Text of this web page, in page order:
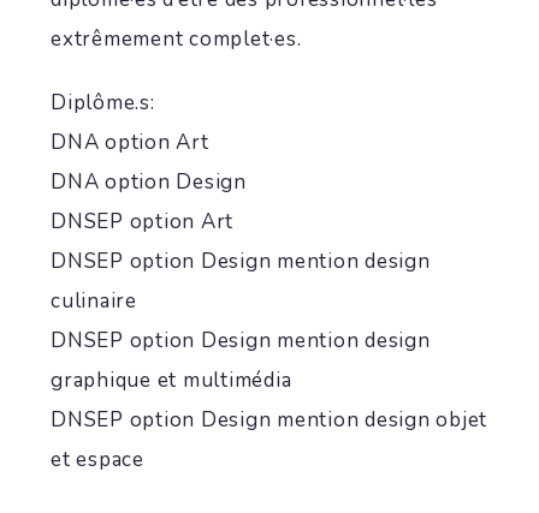
extrêmement complet·es.
Diplôme.s:
DNA option Art
DNA option Design
DNSEP option Art
DNSEP option Design mention design
culinaire
DNSEP option Design mention design
graphique et multimédia
DNSEP option Design mention design objet
et espace